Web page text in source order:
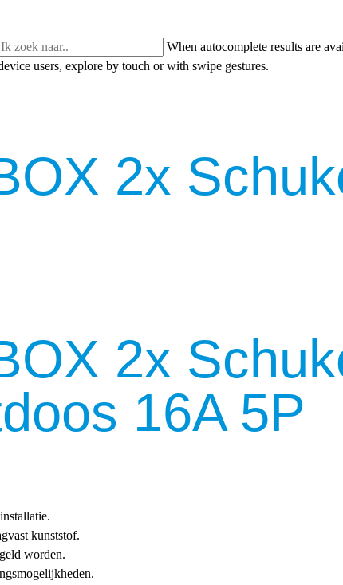
When autocomplete results are
users, explore by touch or with swipe gestures.
2x
2x
16A 5P
kunststof.
worden.